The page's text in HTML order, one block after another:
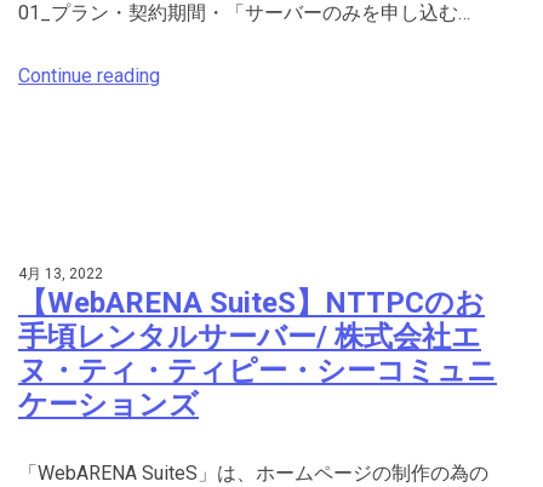
01_プラン・契約期間・「サーバーのみを申し込む…
Continue reading
4月 13, 2022
【WebARENA SuiteS】NTTPCのお
手頃レンタルサーバー/ 株式会社エ
ヌ・ティ・ティピー・シーコミュニ
ケーションズ
「WebARENA SuiteS」は、ホームページの制作の為の